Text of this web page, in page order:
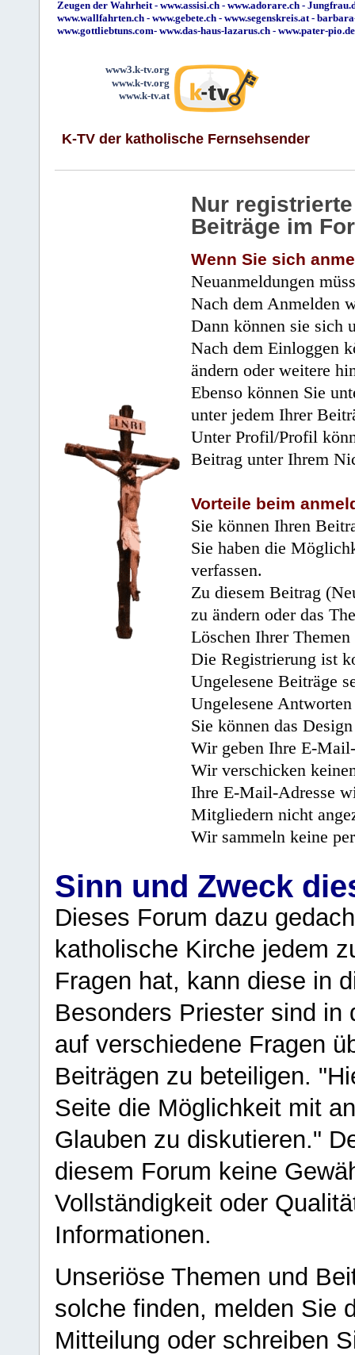
Zeugen der Wahrheit- www.assisi.ch - www.adorare.ch -
www.wallfahrten.ch - www.gebete.ch - www.segenskreis.at-
www.gottliebtuns.com- www.das-haus-lazarus.ch - www.pater-pio.de
www3.k-tv.org
www.k-tv.org
www.k-tv.at
K-TV der katholische Fernsehsender
Nur
Beiträge im
Wenn Sie sich
Neuanmeldungen
Nach dem Anmelden
Dann können sie sich
Nach dem Einloggen
ändern oder weitere
Ebenso können Sie
unter jedem Ihrer
Unter Profil/Profil
Beitrag unter Ihrem
Vorteile beim
Sie können Ihren
Sie haben die
verfassen.
Zu diesem Beitrag
zu ändern oder das
Löschen Ihrer
Die Registrierung ist
Ungelesene Beiträge
Ungelesene
Sie können das
Wir geben Ihre E-
Wir verschicken
Ihre E-Mail-Adresse
Mitgliedern nicht
Wir sammeln keine
Sinn und Zweck
Dieses Forum dazu
katholische Kirche jedem
Fragen hat, kann diese in
Besonders Priester sind in
auf verschiedene Fragen
Beiträgen zu beteiligen.
Seite die Möglichkeit mit
Glauben zu diskutieren."
diesem Forum keine
Vollständigkeit oder
Informationen.
Unseriöse Themen und
solche finden, melden Sie
Mitteilung oder schreiben